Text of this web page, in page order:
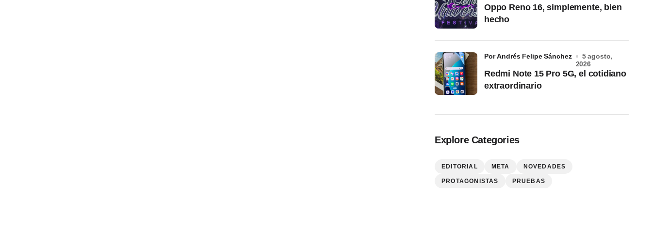
Oppo Reno 16, simplemente, bien
hecho
Redmi Note 15 Pro 5G, el cotidiano
extraordinario
por Andrés Felipe Sánchez
5 agosto,
2026
Explore Categories
EDITORIAL META NOVEDADES
PROTAGONISTAS PRUEBAS